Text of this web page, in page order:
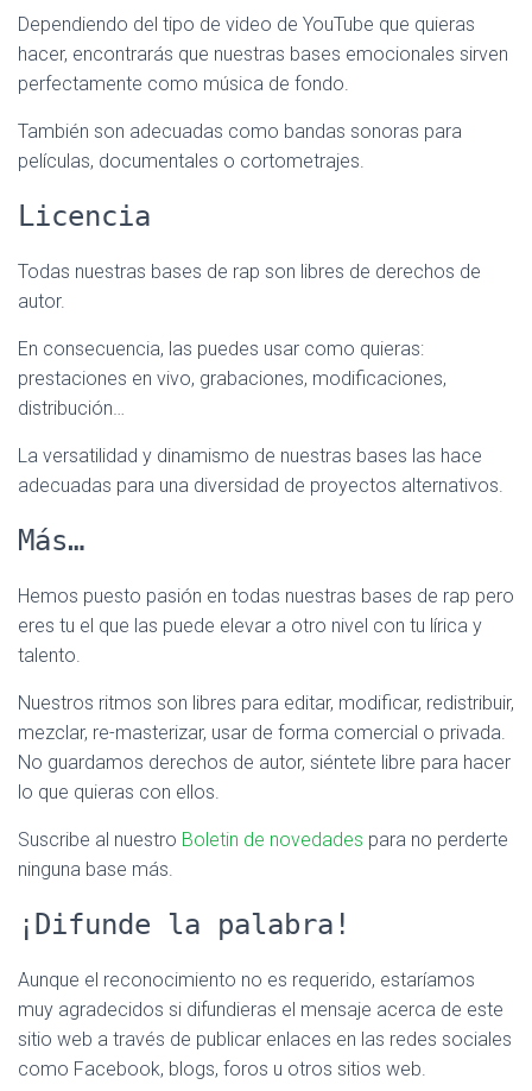
Dependiendo del tipo de video de YouTube que quieras
hacer, encontrarás que nuestras bases emocionales sirven
perfectamente como música de fondo.
También son adecuadas como bandas sonoras para
películas, documentales o cortometrajes.
Licencia
Todas nuestras bases de rap son libres de derechos de
autor.
En consecuencia, las puedes usar como quieras:
prestaciones en vivo, grabaciones, modificaciones,
distribución…
La versatilidad y dinamismo de nuestras bases las hace
adecuadas para una diversidad de proyectos alternativos.
Más…
Hemos puesto pasión en todas nuestras bases de rap pero
eres tu el que las puede elevar a otro nivel con tu lírica y
talento.
Nuestros ritmos son libres para editar, modificar, redistribuir,
mezclar, re-masterizar, usar de forma comercial o privada.
No guardamos derechos de autor, siéntete libre para hacer
lo que quieras con ellos.
Suscribe al nuestro Boletin de novedades para no perderte
ninguna base más.
¡Difunde la palabra!
Aunque el reconocimiento no es requerido, estaríamos
muy agradecidos si difundieras el mensaje acerca de este
sitio web a través de publicar enlaces en las redes sociales
como Facebook, blogs, foros u otros sitios web.